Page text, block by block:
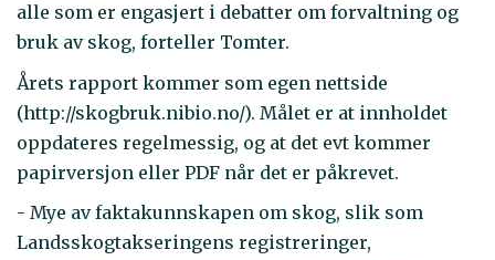
alle som er engasjert i debatter om forvaltning og
bruk av skog, forteller Tomter.
Årets rapport kommer som egen nettside
(http://skogbruk.nibio.no/). Målet er at innholdet
oppdateres regelmessig, og at det evt kommer
papirversjon eller PDF når det er påkrevet.
- Mye av faktakunnskapen om skog, slik som
Landsskogtakseringens registreringer,